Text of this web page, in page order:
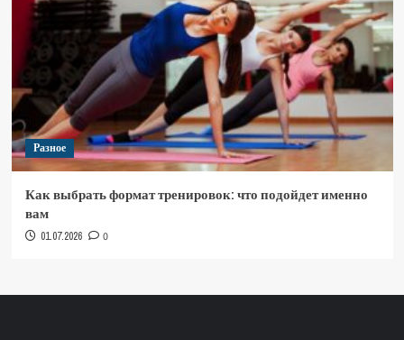
Разное
Как выбрать формат тренировок: что подойдет именно
вам
01.07.2026 0